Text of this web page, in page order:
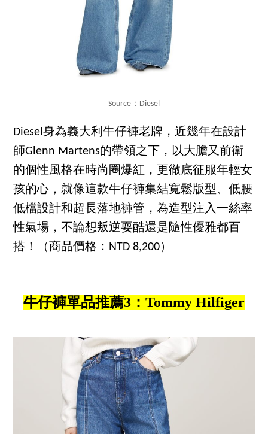
Source：Diesel
Diesel身為義大利牛仔褲老牌，近幾年在設計
師Glenn Martens的帶領之下，以大膽又前衛
的個性風格在時尚圈爆紅，更徹底征服年輕女
孩的心，就像這款牛仔褲集結寬鬆版型、低腰
低檔設計和超長落地褲管，為造型注入一絲率
性氣場，不論想叛逆耍酷還是隨性優雅都百
搭！（商品價格：NTD 8,200）
牛仔褲單品推薦3：Tommy Hilfiger